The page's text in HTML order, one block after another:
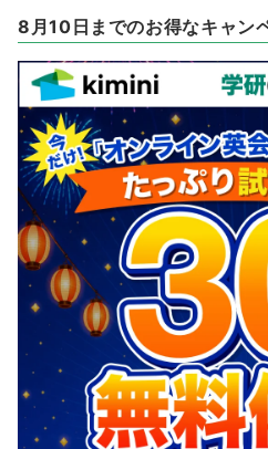
8月10日までのお得なキャン